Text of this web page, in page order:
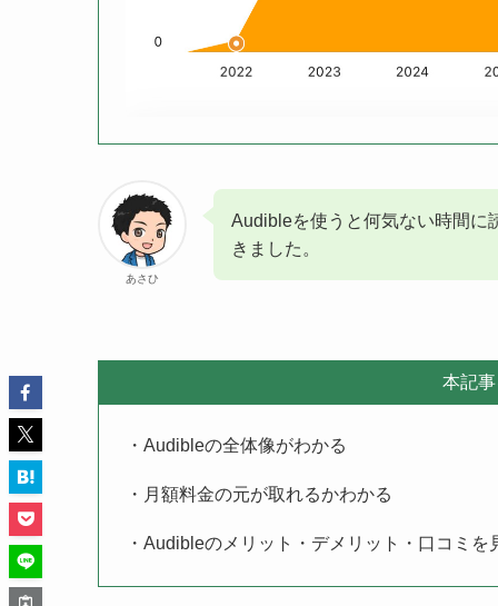
あさひ
Audibleを使うと何気ない時間に
きました。
本記
・Audibleの全体像がわかる
・月額料金の元が取れるかわかる
・Audibleのメリット・デメリット・口コミ